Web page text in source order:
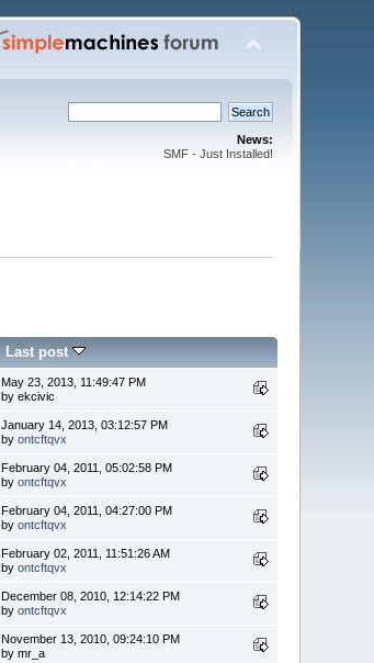
News:
SMF - Just Installed!
Last post
May 23, 2013, 11:49:47 PM
by ekcivic
January 14, 2013, 03:12:57 PM
byontcftqvx
February 04, 2011, 05:02:58 PM
byontcftqvx
February 04, 2011, 04:27:00 PM
byontcftqvx
February 02, 2011, 11:51:26 AM
byontcftqvx
December 08, 2010, 12:14:22 PM
byontcftqvx
November 13, 2010, 09:24:10 PM
by mr_a